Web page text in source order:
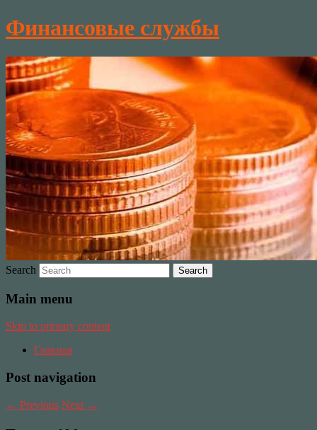
Финансовые службы
Search
Main menu
Skip to primary content
Главная
Post navigation
← Previous Next →